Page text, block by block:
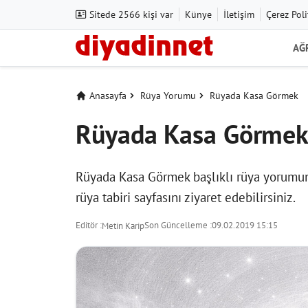
Sitede 2566 kişi var Künye İletişim Çerez
Anasayfa Rüya Yorumu Rüyada Kasa Görmek
Rüyada Kasa
Rüyada Kasa Görmek başlıklı rüya
rüya tabiri sayfasını ziyaret edebilirsiniz.
Editör :Metin KaripSon Güncelleme :09.02.2019 15:15